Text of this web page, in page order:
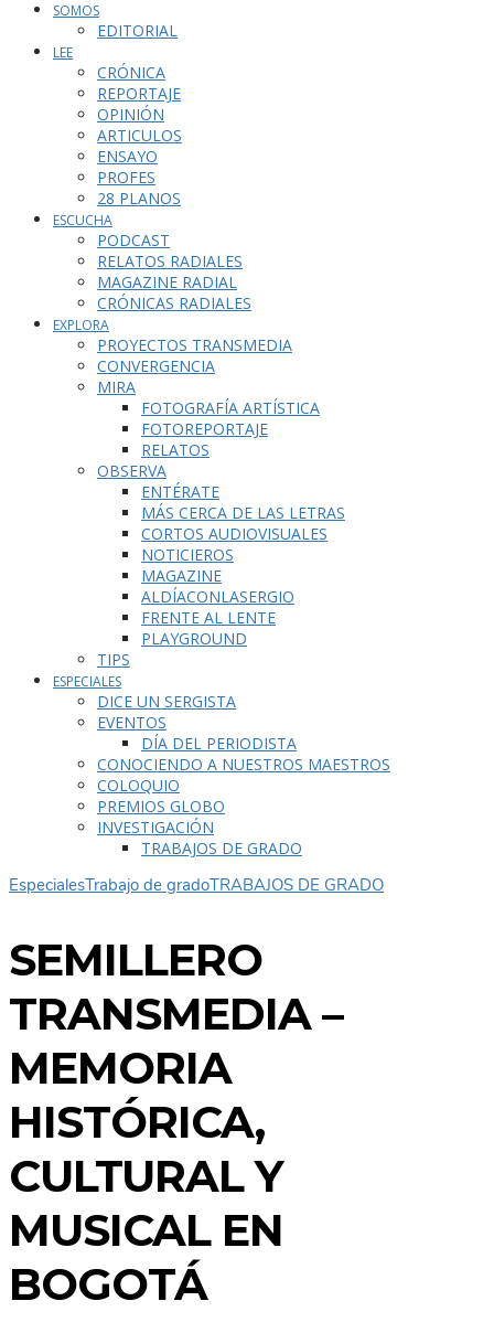
SOMOS
EDITORIAL
LEE
CRÓNICA
REPORTAJE
OPINIÓN
ARTICULOS
ENSAYO
PROFES
28 PLANOS
ESCUCHA
PODCAST
RELATOS RADIALES
MAGAZINE RADIAL
CRÓNICAS RADIALES
EXPLORA
PROYECTOS TRANSMEDIA
CONVERGENCIA
MIRA
FOTOGRAFÍA ARTÍSTICA
FOTOREPORTAJE
RELATOS
OBSERVA
ENTÉRATE
MÁS CERCA DE LAS LETRAS
CORTOS AUDIOVISUALES
NOTICIEROS
MAGAZINE
ALDÍACONLASERGIO
FRENTE AL LENTE
PLAYGROUND
TIPS
ESPECIALES
DICE UN SERGISTA
EVENTOS
DÍA DEL PERIODISTA
CONOCIENDO A NUESTROS MAESTROS
COLOQUIO
PREMIOS GLOBO
INVESTIGACIÓN
TRABAJOS DE GRADO
EspecialesTrabajo de gradoTRABAJOS DE GRADO
SEMILLERO
TRANSMEDIA –
MEMORIA
HISTÓRICA,
CULTURAL Y
MUSICAL EN
BOGOTÁ